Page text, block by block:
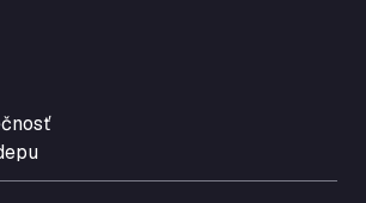
205 km 5+380, 27010
8, 34346
E90, 46 100